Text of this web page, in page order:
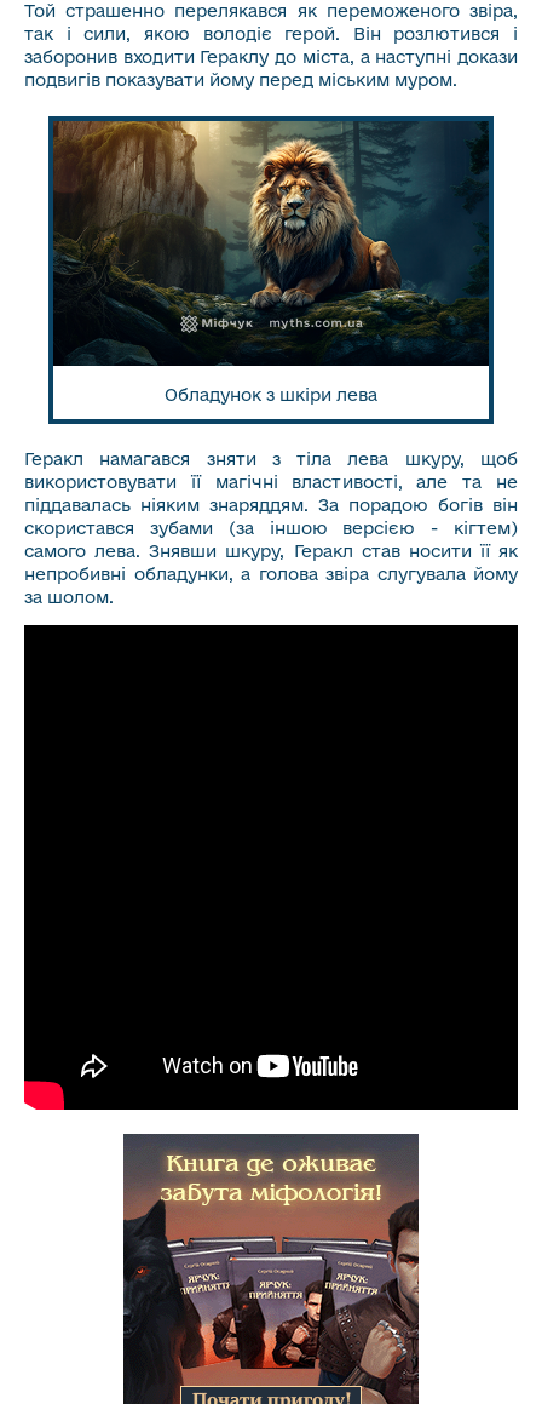
Той страшенно перелякався як переможеного звіра,
так і сили, якою володіє герой. Він розлютився і
заборонив входити Гераклу до міста, а наступні докази
подвигів показувати йому перед міським муром.
Обладунок з шкіри лева
Геракл намагався зняти з тіла лева шкуру, щоб
використовувати її магічні властивості, але та не
піддавалась ніяким знаряддям. За порадою богів він
скористався зубами (за іншою версією - кігтем)
самого лева. Знявши шкуру, Геракл став носити її як
непробивні обладунки, а голова звіра слугувала йому
за шолом.